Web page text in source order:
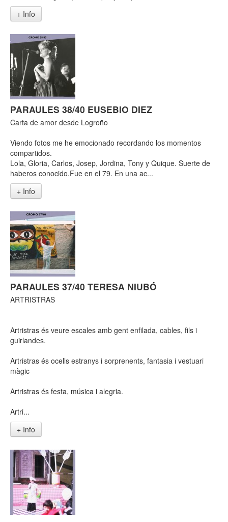
+ Info
PARAULES 38/40 EUSEBIO DIEZ
Carta de amor desde Logroño
Viendo fotos me he emocionado recordando los momentos
compartidos.
Lola, Gloria, Carlos, Josep, Jordina, Tony y Quique. Suerte de
haberos conocido.Fue en el 79. En una ac...
+ Info
PARAULES 37/40 TERESA NIUBÓ
ARTRISTRAS
Artristras és veure escales amb gent enfilada, cables, fils i
guirlandes.
Artristras és ocells estranys i sorprenents, fantasia i vestuari
màgic
Artristras és festa, música i alegria.
Artri...
+ Info